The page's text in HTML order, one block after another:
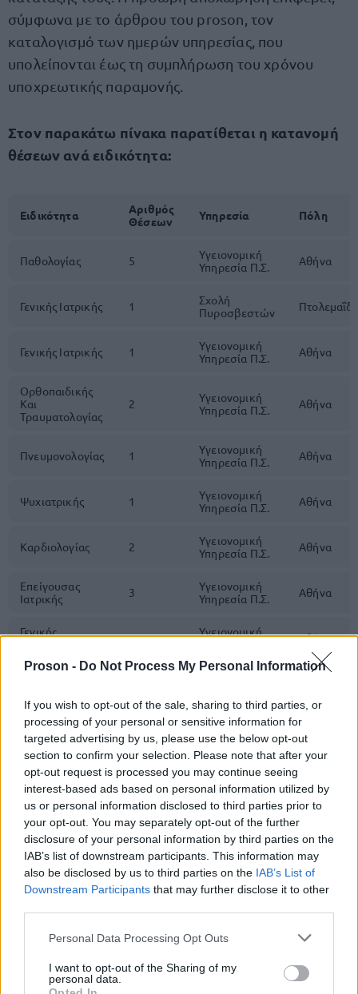
Proson - Do Not Process My Personal Information
If you wish to opt-out of the sale, sharing to third parties, or
processing of your personal or sensitive information for
targeted advertising by us, please use the below opt-out
section to confirm your selection. Please note that after your
opt-out request is processed you may continue seeing
interest-based ads based on personal information utilized by
us or personal information disclosed to third parties prior to
your opt-out. You may separately opt-out of the further
disclosure of your personal information by third parties on the
IAB’s list of downstream participants. This information may
also be disclosed by us to third parties on the IAB’s List of
Downstream Participants that may further disclose it to other
Please note that this website/app uses one or more Google
not limited to your visit or usage behaviour. You may click to
grant or deny consent to Google and its third-party tags to
Personal Data Processing Opt Outs
I want to opt-out of the Sharing of my
personal data.
σύμφωνα με το άρθρου του proson, τον
καταλογισμό των ημερών υπηρεσίας, που
υπολείπονται έως τη συμπλήρωση του χρόνου
υποχρεωτικής παραμονής.
Στον παρακάτω πίνακα παρατίθεται η κατανομή
θέσεων ανά ειδικότητα:
Ειδικότητα
Αριθμός
Θέσεων
Υπηρεσία Πόλη
Παθολογίας 5
Υγειονομική
Υπηρεσία Π.Σ.
Αθήνα
Γενικής Ιατρικής 1
Σχολή
Πυροσβεστών
Γενικής Ιατρικής 1
Υγειονομική
Υπηρεσία Π.Σ.
Αθήνα
Ορθοπαιδικής
Και
Τραυματολογίας
2
Υγειονομική
Υπηρεσία Π.Σ.
Αθήνα
Πνευμονολογίας 1
Υγειονομική
Υπηρεσία Π.Σ.
Αθήνα
Ψυχιατρικής 1
Υγειονομική
Υπηρεσία Π.Σ.
Αθήνα
Καρδιολογίας 2
Υγειονομική
Υπηρεσία Π.Σ.
Αθήνα
Επείγουσας
Ιατρικής
3
Υγειονομική
Υπηρεσία Π.Σ.
Αθήνα
Γενικής
2
Υγειονομική
Αθήνα
Οφθαλμολογίας 1
Υγειονομική
Υπηρεσία Π.Σ.
Αθήνα
Δείτε περισσότερα πατώνταςΕΔΩ.
Δήμος Αγίου Δημητρίου
σύναψη σύμβασης μίσθωσης έργου
αντίτιμο, συνολικάτριάντα ατόμων
, για την